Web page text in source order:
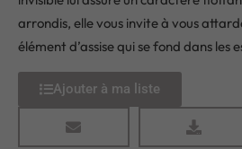
arrondis, elle vous invite à vous
élément d’assise qui se fond dans les
Ajouter à ma liste